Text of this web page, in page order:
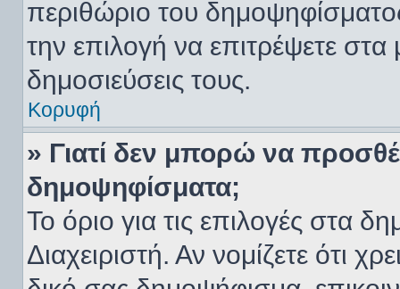
περιθώριο του
την επιλογή να επιτρέψετε
δημοσιεύσεις τους.
Κορυφή
» Γιατί δεν μπορώ να
δημοψηφίσματα;
Το όριο για τις επιλογές στα
Διαχειριστή. Αν νομίζετε ότι